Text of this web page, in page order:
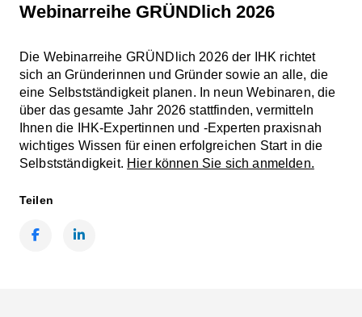
Webinarreihe GRÜNDlich 2026
Die Webinarreihe GRÜNDlich 2026 der IHK richtet
sich an Gründerinnen und Gründer sowie an alle, die
eine Selbstständigkeit planen. In neun Webinaren, die
über das gesamte Jahr 2026 stattfinden, vermitteln
Ihnen die IHK-Expertinnen und -Experten praxisnah
wichtiges Wissen für einen erfolgreichen Start in die
Selbstständigkeit. Hier können Sie sich anmelden.
Teilen